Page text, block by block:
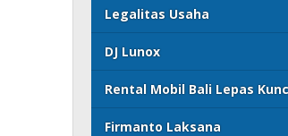
Legalitas Usaha
DJ Lunox
Rental Mobil Bali Lepas
Firmanto Laksana